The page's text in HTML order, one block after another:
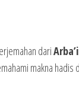
dari
makna hadis